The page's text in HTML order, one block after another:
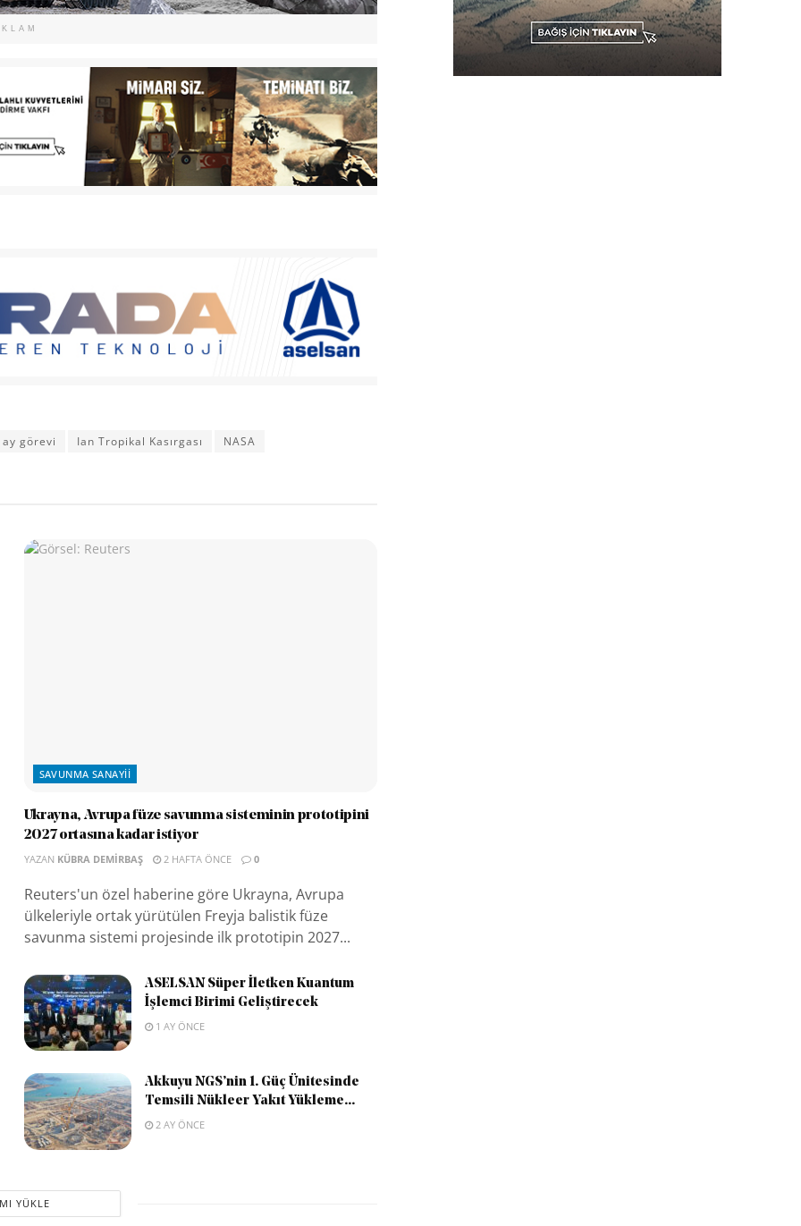
ay görevi Ian Tropikal Kasırgası NASA
SAVUNMA SANAYII
Ukrayna, Avrupa füze savunma sisteminin prototipini
2027 ortasına kadar istiyor
YAZAN KÜBRA DEMIRBAŞ 2 HAFTA ÖNCE 0
Reuters'un özel haberine göre Ukrayna, Avrupa
ülkeleriyle ortak yürütülen Freyja balistik füze
savunma sistemi projesinde ilk prototipin 2027...
ASELSAN Süper İletken Kuantum
İşlemci Birimi Geliştirecek
1 AY ÖNCE
Akkuyu NGS’nin 1. Güç Ünitesinde
Temsili Nükleer Yakıt Yükleme...
2 AY ÖNCE
YÜKLE